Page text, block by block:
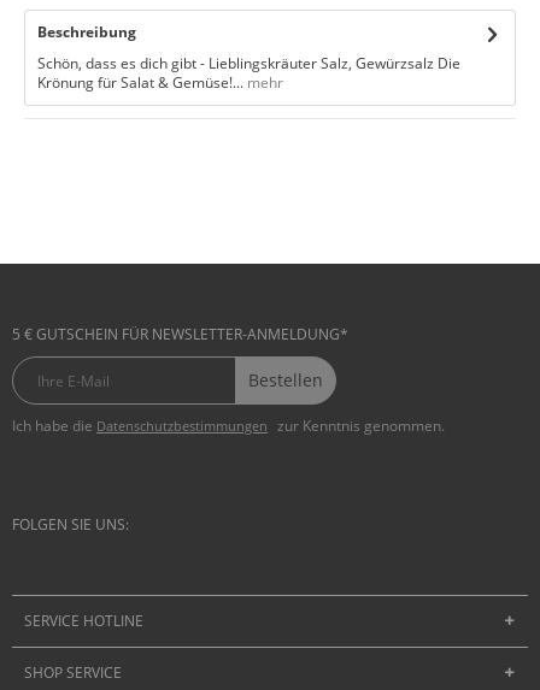
Beschreibung
Schön, dass es dich gibt - Lieblingskräuter Salz, Gewürzsalz Die
Krönung für Salat & Gemüse!... mehr
5 € GUTSCHEIN FÜR NEWSLETTER-ANMELDUNG*
Bestellen
Ich habe die Datenschutzbestimmungen zur Kenntnis genommen.
FOLGEN SIE UNS:
SERVICE HOTLINE
SHOP SERVICE